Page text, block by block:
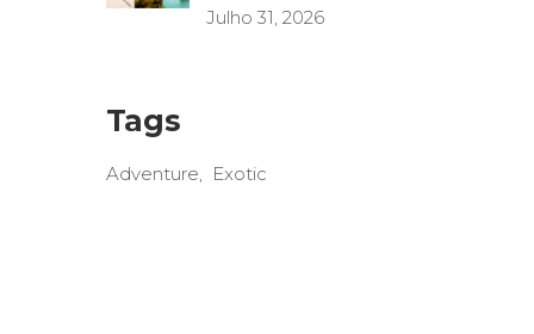
Julho 31, 2026
Tags
Adventure Exotic